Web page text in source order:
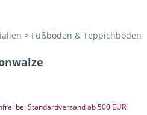
> Fußböden & Teppichböden
bei Standardversand ab 500 EUR!